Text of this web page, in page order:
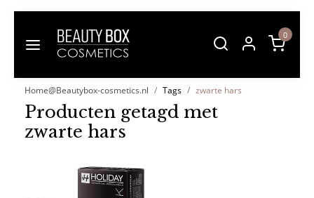
0
Home@Beautybox-cosmetics.nl Tags zwarte hars
Producten getagd met
zwarte hars